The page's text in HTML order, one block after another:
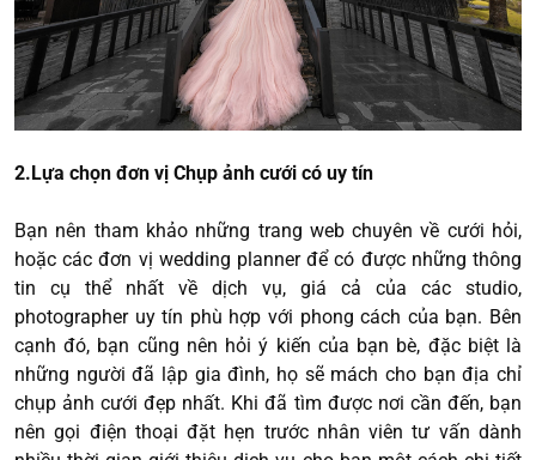
2.Lựa chọn đơn vị Chụp ảnh cưới có uy tín
Bạn nên tham khảo những trang web chuyên về cưới hỏi,
hoặc các đơn vị wedding planner để có được những thông
tin cụ thể nhất về dịch vụ, giá cả của các studio,
photographer uy tín phù hợp với phong cách của bạn. Bên
cạnh đó, bạn cũng nên hỏi ý kiến của bạn bè, đặc biệt là
những người đã lập gia đình, họ sẽ mách cho bạn địa chỉ
chụp ảnh cưới đẹp nhất. Khi đã tìm được nơi cần đến, bạn
nên gọi điện thoại đặt hẹn trước nhân viên tư vấn dành